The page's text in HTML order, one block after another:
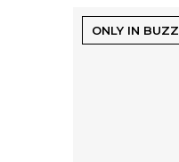
ONLY IN BUZZ